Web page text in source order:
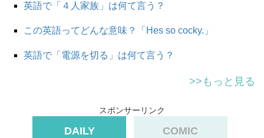
Japaneseを Englishにしたり、アレンジしてぜひ使ってみ
てくださいね。
英語で「４人家族」は何て言う？
この英語ってどんな意味？「Hes so cocky.」
英語で「電源を切る」は何て言う？
>>もっと見る
スポンサーリンク
DAILY COMIC